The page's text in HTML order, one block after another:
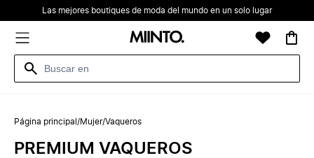
Las mejores boutiques de moda del mundo en un solo lugar
Página principal /Mujer/Vaqueros
PREMIUM VAQUEROS